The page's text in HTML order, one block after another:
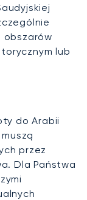
lub
do Arabii
przez
Dla Państwa